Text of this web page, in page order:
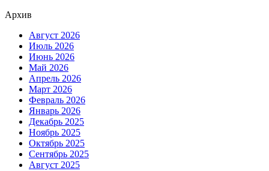
Архив
Август 2026
Июль 2026
Июнь 2026
Май 2026
Апрель 2026
Март 2026
Февраль 2026
Январь 2026
Декабрь 2025
Ноябрь 2025
Октябрь 2025
Сентябрь 2025
Август 2025